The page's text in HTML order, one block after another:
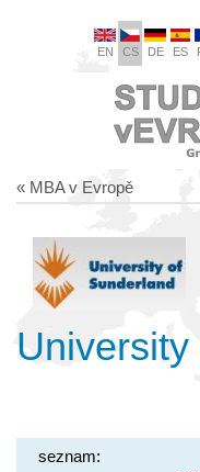
EN CS DE ES
« MBA v Evropě
seznam: